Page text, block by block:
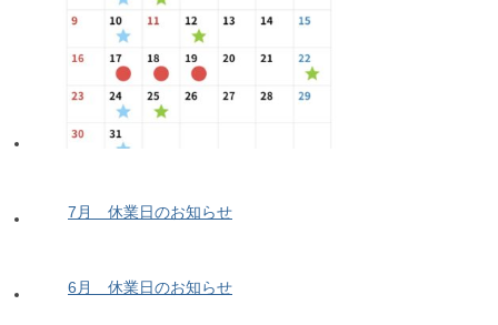
7月 休業日のお知らせ
6月 休業日のお知らせ